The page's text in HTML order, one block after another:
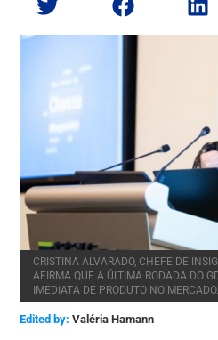
CRISTINA ALVARADO, CHEFE DE
AFIRMA QUE A ÚLTIMA RODADA DO
IMEDIATA DE PRODUTO NO MERCADO.
Edited by: Valéria Hamann